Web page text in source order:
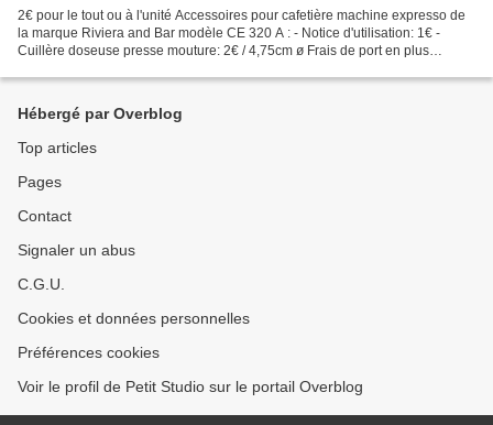
2€ pour le tout ou à l'unité Accessoires pour cafetière machine expresso de
la marque Riviera and Bar modèle CE 320 A : - Notice d'utilisation: 1€ -
Cuillère doseuse presse mouture: 2€ / 4,75cm ø Frais de port en plus
Hébergé par Overblog
Top articles
Pages
Contact
Signaler un abus
C.G.U.
Cookies et données personnelles
Préférences cookies
Voir le profil de Petit Studio sur le portail Overblog